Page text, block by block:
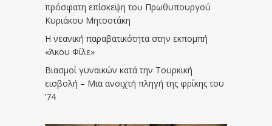
πρόσφατη επίσκεψη του Πρωθυπουργού
Κυριάκου Μητσοτάκη
Η νεανική παραβατικότητα στην εκπομπή
«Άκου Φίλε»
Βιασμοί γυναικών κατά την Τουρκική
εισβολή – Μια ανοιχτή πληγή της φρίκης του
’74